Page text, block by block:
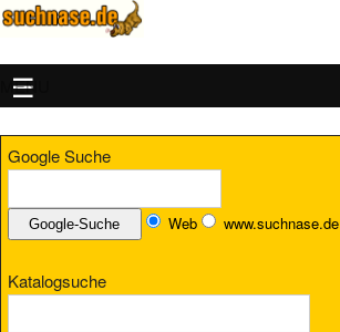
MENU
Google Suche
Web www.suchnase.de
Katalogsuche